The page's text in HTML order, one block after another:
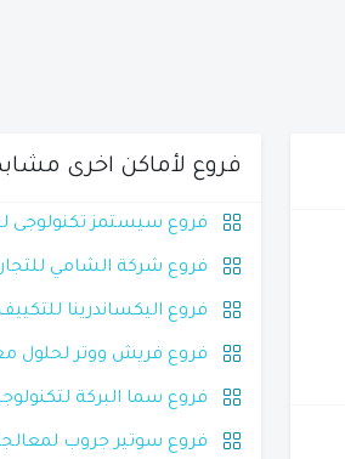
فروع لأماكن اخرى
فروع سيستمز تكنولوجى
فروع شركة الشامي للتجارة
فروع اليكساندرينا للتكييف
فروع فريش ووتر لحلول
فروع سما البركة
فروع سوتير جروب